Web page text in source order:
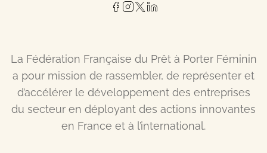
La Fédération Française du Prêt à Porter Féminin
a pour mission de rassembler, de représenter et
d’accélérer le développement des entreprises
du secteur en déployant des actions innovantes
en France et à l’international.